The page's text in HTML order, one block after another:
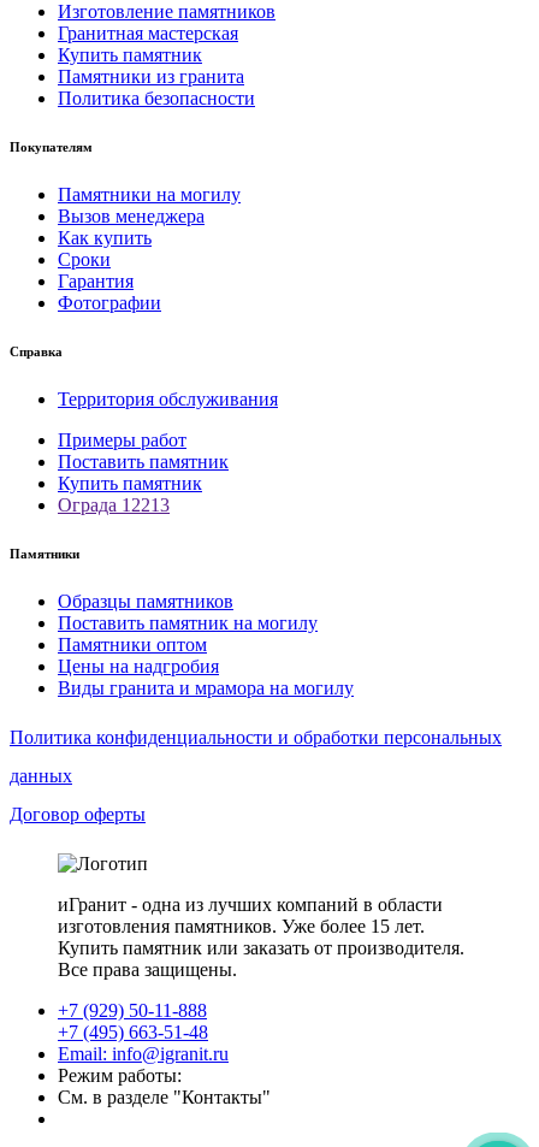
Изготовление памятников
Гранитная мастерская
Купить памятник
Памятники из гранита
Политика безопасности
Покупателям
Памятники на могилу
Вызов менеджера
Как купить
Сроки
Гарантия
Фотографии
Справка
Территория обслуживания
Примеры работ
Поставить памятник
Купить памятник
Ограда 12213
Памятники
Образцы памятников
Поставить памятник на могилу
Памятники оптом
Цены на надгробия
Виды гранита и мрамора на могилу
Политика конфиденциальности и обработки персональных
данных
Договор оферты
иГранит - одна из лучших компаний в области
изготовления памятников. Уже более 15 лет.
Купить памятник или заказать от производителя.
Все права защищены.
+7 (929) 50-11-888
+7 (495) 663-51-48
Email: info@igranit.ru
Режим работы:
См. в разделе "Контакты"